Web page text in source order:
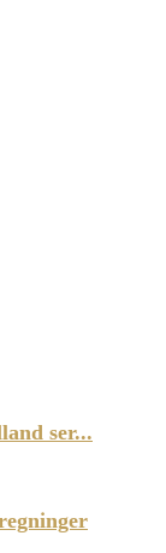
ser...